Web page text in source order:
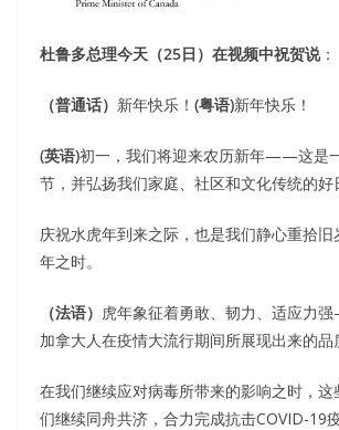
杜鲁多总理今天（25日）在视频中祝贺说：
（普通话） 新年快乐！ (粤语)新年快乐！
(英语)初一，我们将迎来农历新年——这是
节，并弘扬我们家庭、社区和文化传统的好
庆祝水虎年到来之际，也是我们静心重拾
年之时。
（法语） 虎年象征着勇敢、韧力、适应力
加拿大人在疫情大流行期间所展现出来的品
在我们继续应对病毒所带来的影响之时，
们继续同舟共济，合力完成抗击COVID-19